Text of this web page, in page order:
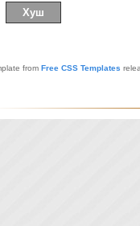
from Free CSS Templates